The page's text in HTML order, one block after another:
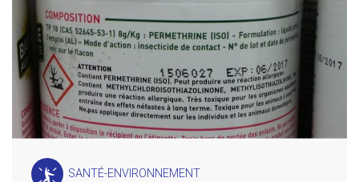
SANTÉ-ENVIRONNEMENT